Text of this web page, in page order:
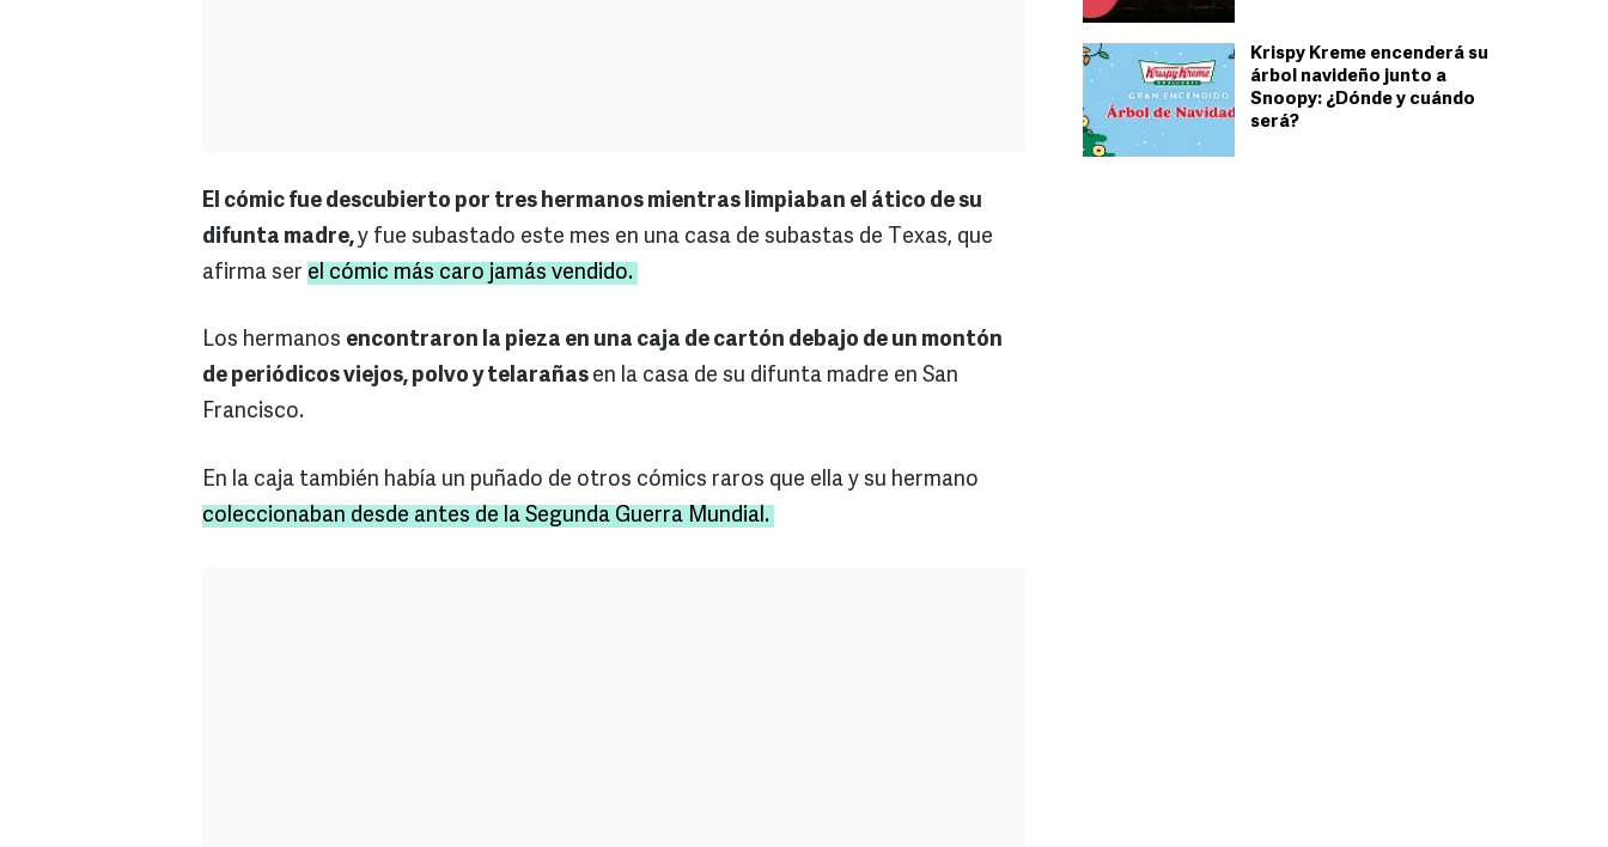
Krispy Kreme encenderá su
árbol navideño junto a
Snoopy: ¿Dónde y cuándo
será?
El cómic fue descubierto por tres hermanos mientras limpiaban el ático de su
difunta madre,y fue subastado este mes en una casa de subastas de Texas, que
afirma ser el cómic más caro jamás vendido.
Los hermanos encontraron la pieza en una caja de cartón debajo de un montón
de periódicos viejos, polvo y telarañas en la casa de su difunta madre en San
Francisco.
En la caja también había un puñado de otros cómics raros que ella y su hermano
coleccionaban desde antes de la Segunda Guerra Mundial.